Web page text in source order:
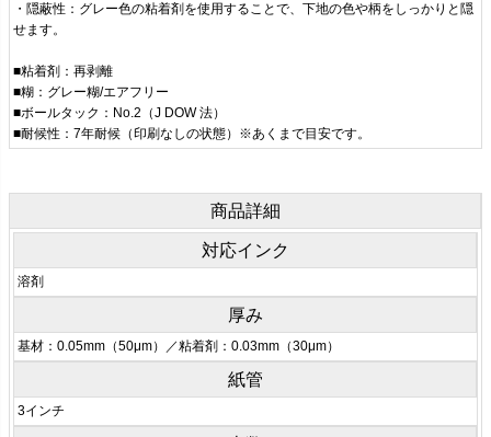
・隠蔽性：グレー色の粘着剤を使用することで、下地の色や柄をしっかりと隠
せます。
■粘着剤：再剥離
■糊：グレー糊/エアフリー
■ボールタック：No.2（J DOW 法）
■耐候性：7年耐候（印刷なしの状態）※あくまで目安です。
商品詳細
対応インク
溶剤
厚み
基材：0.05mm（50μm）／粘着剤：0.03mm（30μm）
紙管
3インチ